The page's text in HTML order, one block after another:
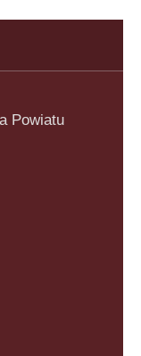
Powiatu